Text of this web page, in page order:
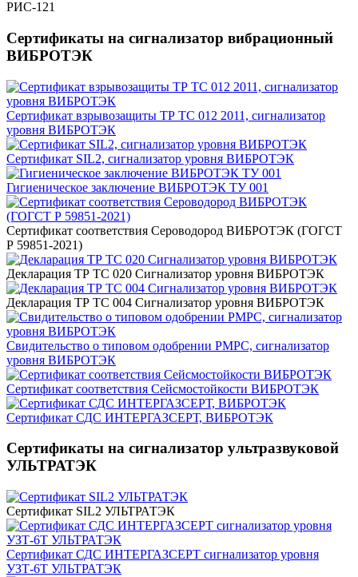
РИС-121
Сертификаты на сигнализатор вибрационный
ВИБРОТЭК
Сертификат взрывозащиты ТР ТС 012 2011, сигнализатор
уровня ВИБРОТЭК
Сертификат SIL2, сигнализатор уровня ВИБРОТЭК
Гигиеническое заключение ВИБРОТЭК ТУ 001
Сертификат соответствия Сероводород ВИБРОТЭК (ГОГСТ
Р 59851-2021)
Декларация ТР ТС 020 Сигнализатор уровня ВИБРОТЭК
Декларация ТР ТС 004 Сигнализатор уровня ВИБРОТЭК
Свидительство о типовом одобрении РМРС, сигнализатор
уровня ВИБРОТЭК
Сертификат соответствия Сейсмостойкости ВИБРОТЭК
Сертификат СДС ИНТЕРГАЗСЕРТ, ВИБРОТЭК
Сертификаты на сигнализатор ультразвуковой
УЛЬТРАТЭК
Сертификат SIL2 УЛЬТРАТЭК
Сертификат СДС ИНТЕРГАЗСЕРТ сигнализатор уровня
УЗТ-6Т УЛЬТРАТЭК